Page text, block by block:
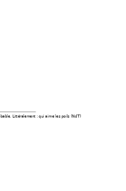
Littéralement : qui aime les poils (NdT)